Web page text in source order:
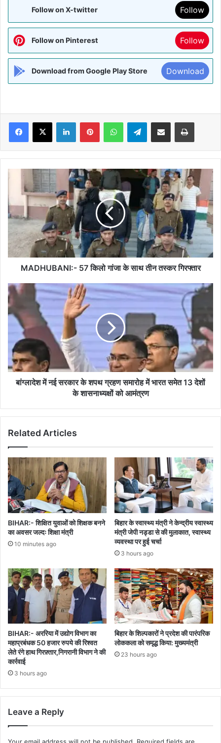
Follow on X-twitter Follow
Follow on Pinterest Follow
Download from Google Play Store Download
Facebook
X LinkedInPinterestWhatsAppTelegramShare via Email Print
MADHUBANI:-
किलो
गांजा
के
साथ
तस्कर
गिरफ्तार
MADHUBANI:- 57 किलो गांजा के साथ तीन तस्कर गिरफ्तार
बांग्लादेश
में
नई
सरकार
शपथ
ग्रहण
समारोह
में
भारत
शासनाध्यक्षों
बांग्लादेश में नई सरकार के शपथ ग्रहण समारोह में भारत समेत 13 देशों
के शासनाध्यक्षों को आमंत्रण
Related Articles
BIHAR:- शिक्षित युवाओं को शिक्षक बनने
का अवसर जल्दः शिक्षा मंत्री
10 minutes ago
बिहार के स्वास्थ्य मंत्री ने केन्द्रीय स्वास्थ्य
मंत्री जेपी नड्डा से की मुलाकात, स्वास्थ्य
व्यवस्था पर हुई चर्चा
3 hours ago
BIHAR:- अररिया में उद्योग विभाग का
महाप्रबंधक 50 हजार रुपये की रिश्वत
लेते रंगे हाथ गिरफ़्तार,निगरानी विभाग ने की
कार्रवाई
3 hours ago
बिहार के शिल्पकारों ने प्रदेश की पारंपरिक
लोककला को समृद्ध किया: मुख्यमंत्री
23 hours ago
Leave a Reply